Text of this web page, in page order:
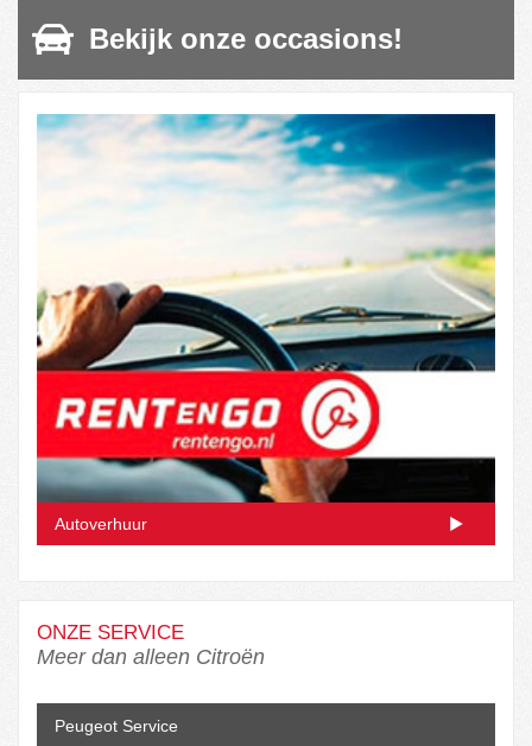
Bekijk onze occasions!
Autoverhuur
ONZE SERVICE
Meer dan alleen Citroën
Peugeot Service